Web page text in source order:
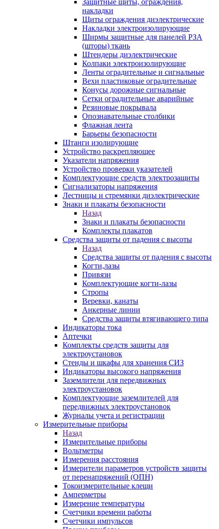
Защитные щиты, ограждения,
накладки
Щиты ограждения диэлектрические
Накладки электроизолирующие
Ширмы защитные для панелей РЗА
(шторы) ткань
Штендеры диэлектрические
Колпаки электроизолирующие
Ленты оградительные и сигнальные
Вехи пластиковые оградительные
Конусы дорожные сигнальные
Сетки оградительные аварийные
Резиновые покрывала
Опознавательные столбики
Флажная лента
Барьеры безопасности
Штанги изолирующие
Устройство раскрепляющее
Указатели напряжения
Устройство проверки указателей
Комплектующие средств электрозащиты
Сигнализаторы напряжения
Лестницы и стремянки диэлектрические
Знаки и плакаты безопасности
Назад
Знаки и плакаты безопасности
Комплекты плакатов
Средства защиты от падения с высоты
Назад
Средства защиты от падения с высоты
Когти,лазы
Привязи
Комплектующие когти-лазы
Стропы
Веревки, канаты
Анкерные линии
Средства защиты втягивающего типа
Индикаторы тока
Аптечки
Комплекты средств защиты для
электроустановок
Стенды и шкафы для хранения СИЗ
Индикаторы высокого напряжения
Заземлители для передвижных
электроустановок
Комплектующие заземлителей для
передвижных электроустановок
Журналы учета и регистрации
Измерительные приборы
Назад
Измерительные приборы
Вольтметры
Измерения расстояния
Измерители параметров устройств защиты
от перенапряжений (ОПН)
Токоизмерительные клещи
Амперметры
Измерение температуры
Счетчики времени работы
Счетчики импульсов